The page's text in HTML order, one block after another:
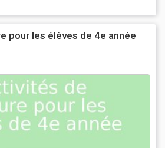
pour les élèves de 4e année